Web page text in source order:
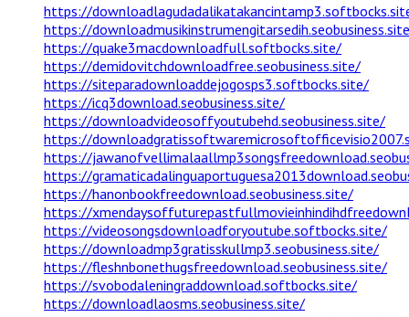
https://
https://
https://quake3macdownloadfull.softbocks.site/
https://demidovitchdownloadfree.seobusiness.site/
https://siteparadownloaddejogosps3.softbocks.site/
https://icq3download.seobusiness.site/
https://downloadvideosoffyoutubehd.seobusiness.site/
https://
https://
https://
https://hanonbookfreedownload.seobusiness.site/
https://
https://videosongsdownloadforyoutube.softbocks.site/
https://downloadmp3gratisskullmp3.seobusiness.site/
https://fleshnbonethugsfreedownload.seobusiness.site/
https://svobodaleningraddownload.softbocks.site/
https://downloadlaosms.seobusiness.site/